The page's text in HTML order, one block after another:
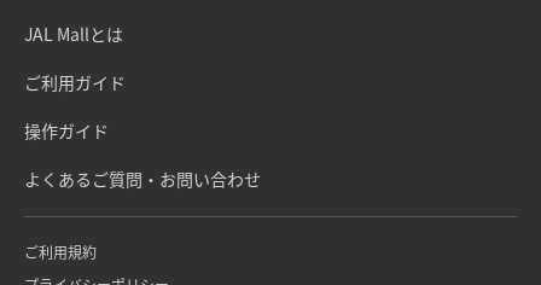
JAL Mallとは
ご利用ガイド
操作ガイド
よくあるご質問・お問い合わせ
ご利用規約